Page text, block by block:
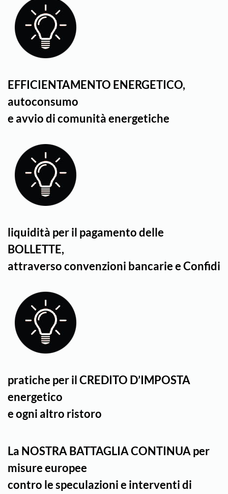
EFFICIENTAMENTO ENERGETICO,
autoconsumo
e avvio di comunità energetiche
liquidità per il pagamento delle
BOLLETTE,
attraverso convenzioni bancarie e Confidi
pratiche per il CREDITO D’IMPOSTA
energetico
e ogni altro ristoro
La NOSTRA BATTAGLIA CONTINUA per
misure europee
contro le speculazionie interventi di